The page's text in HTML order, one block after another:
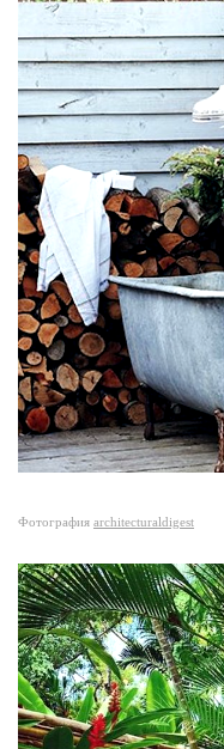
Фотография architecturaldigest